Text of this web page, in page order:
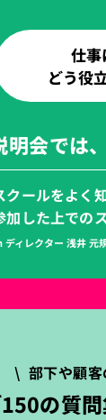
仕事
どう役
明会では
クールをよく
加した上での
ィレクター 浅井 元
\ 部下や顧
150の質